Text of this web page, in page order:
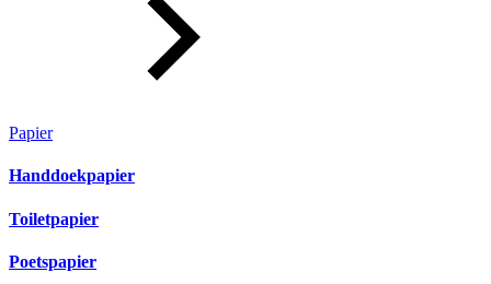
Papier
Handdoekpapier
Toiletpapier
Poetspapier